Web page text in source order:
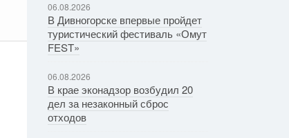
06.08.2026
В Дивногорске впервые пройдет
туристический фестиваль «Омут
FEST»
06.08.2026
В крае эконадзор возбудил 20
дел за незаконный сброс
отходов